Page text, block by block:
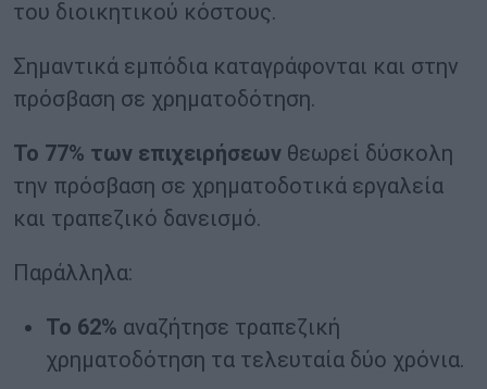
του διοικητικού κόστους.
Σημαντικά εμπόδια καταγράφονται και στην
πρόσβαση σε χρηματοδότηση.
Το 77% των επιχειρήσεων θεωρεί δύσκολη
την πρόσβαση σε χρηματοδοτικά εργαλεία
και τραπεζικό δανεισμό.
Παράλληλα:
Το 62% αναζήτησε τραπεζική
χρηματοδότηση τα τελευταία δύο χρόνια.